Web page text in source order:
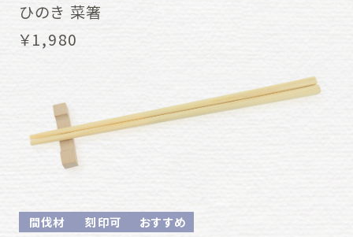
ひのき 菜箸
￥1,980
間伐材 刻印可 おすすめ